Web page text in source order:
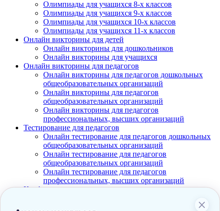
Олимпиады для учащихся 8-х классов
Олимпиады для учащихся 9-х классов
Олимпиады для учащихся 10-х классов
Олимпиады для учащихся 11-х классов
Онлайн викторины для детей
Онлайн викторины для дошкольников
Онлайн викторины для учащихся
Онлайн викторины для педагогов
Онлайн викторины для педагогов дошкольных
общеобразовательных организаций
Онлайн викторины для педагогов
общеобразовательных организаций
Онлайн викторины для педагогов
профессиональных, высших организаций
Тестирование для педагогов
Онлайн тестирование для педагогов дошкольных
общеобразовательных организаций
Онлайн тестирование для педагогов
общеобразовательных организаций
Онлайн тестирование для педагогов
профессиональных, высших организаций
Конференции